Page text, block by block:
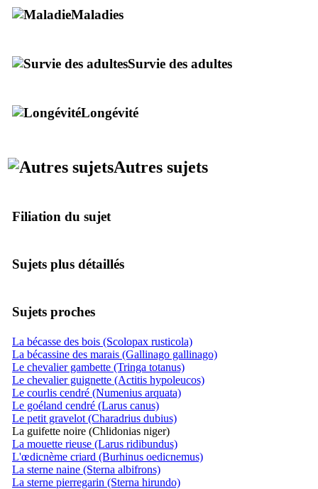
Maladies
Survie des adultes
Longévité
Autres sujets
Filiation du sujet
Sujets plus détaillés
Sujets proches
La bécasse des bois (Scolopax rusticola)
La bécassine des marais (Gallinago gallinago)
Le chevalier gambette (Tringa totanus)
Le chevalier guignette (Actitis hypoleucos)
Le courlis cendré (Numenius arquata)
Le goéland cendré (Larus canus)
Le petit gravelot (Charadrius dubius)
La guifette noire (Chlidonias niger)
La mouette rieuse (Larus ridibundus)
L'œdicnème criard (Burhinus oedicnemus)
La sterne naine (Sterna albifrons)
La sterne pierregarin (Sterna hirundo)